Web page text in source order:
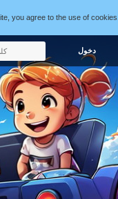
you agree to the use of cookies.